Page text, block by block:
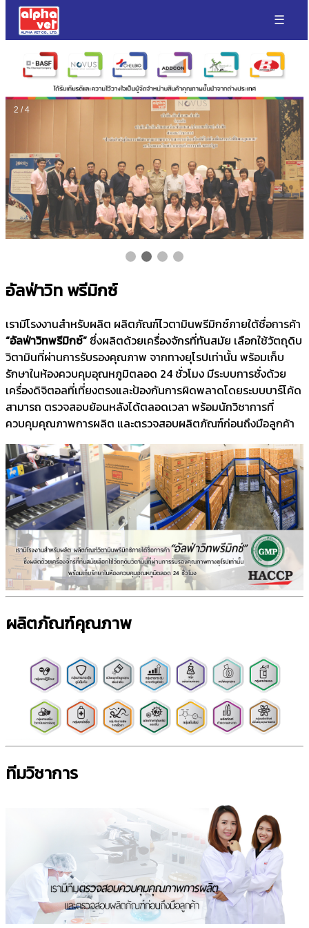
☰
2 / 4
อัลฟ่าวิท พรีมิกซ์
เรามีโรงงานสำหรับผลิต ผลิตภัณฑ์ไวตามินพรีมิกซ์ภายใต้ชื่อการค้า
“อัลฟ่าวิทพรีมิกซ์” ซึ่งผลิตด้วยเครื่องจักรที่ทันสมัย เลือกใช้วัตถุดิบ
วิตามินที่ผ่านการรับรองคุณภาพ จากทางยุโรปเท่านั้น พร้อมเก็บ
รักษาในห้องควบคุมอุณหภูมิตลอด 24 ชั่วโมง มีระบบการชั่งด้วย
เครื่องดิจิตอลที่เที่ยงตรงและป้องกันการผิดพลาดโดยระบบบาร์โค้ด
สามารถ ตรวจสอบย้อนหลังได้ตลอดเวลา พร้อมนักวิชาการที่
ควบคุมคุณภาพการผลิต และตรวจสอบผลิตภัณฑ์ก่อนถึงมือลูกค้า
ผลิตภัณฑ์คุณภาพ
ทีมวิชาการ